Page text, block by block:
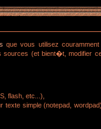
que vous utilisez
sources (et bient�t, modifier
flash, etc...),
simple (notepad,